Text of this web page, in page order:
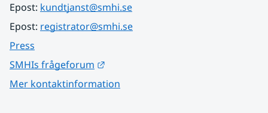
Epost: kundtjanst@smhi.se
Epost: registrator@smhi.se
Press
SMHIs frågeforum
Mer kontaktinformation